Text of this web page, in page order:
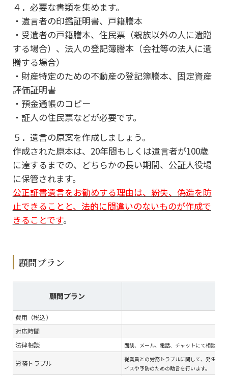
４．必要な書類を集めます。
・遺言者の印鑑証明書、戸籍謄本
・受遺者の戸籍謄本、住民票（親族以外の人に遺贈
する場合）、法人の登記簿謄本（会社等の法人に遺
贈する場合）
・財産特定のための不動産の登記簿謄本、固定資産
評価証明書
・預金通帳のコピー
・証人の住民票などが必要です。
５．遺言の原案を作成しましょう。
作成された原本は、20年間もしくは遺言者が100歳
に達するまでの、どちらかの長い期間、公証人役場
に保管されます。
公正証書遺言をお勧めする理由は、紛失、偽造を防
止できることと、法的に間違いのないものが作成で
きることです。
顧問プラン
顧問プラン
費用（税込）
対応時間
法律相談
面談、メール、電話、チャットにて相談対応
労務トラブル
従業員との労務トラブルに関して、発生後の
イスや予防のための助言を行います。